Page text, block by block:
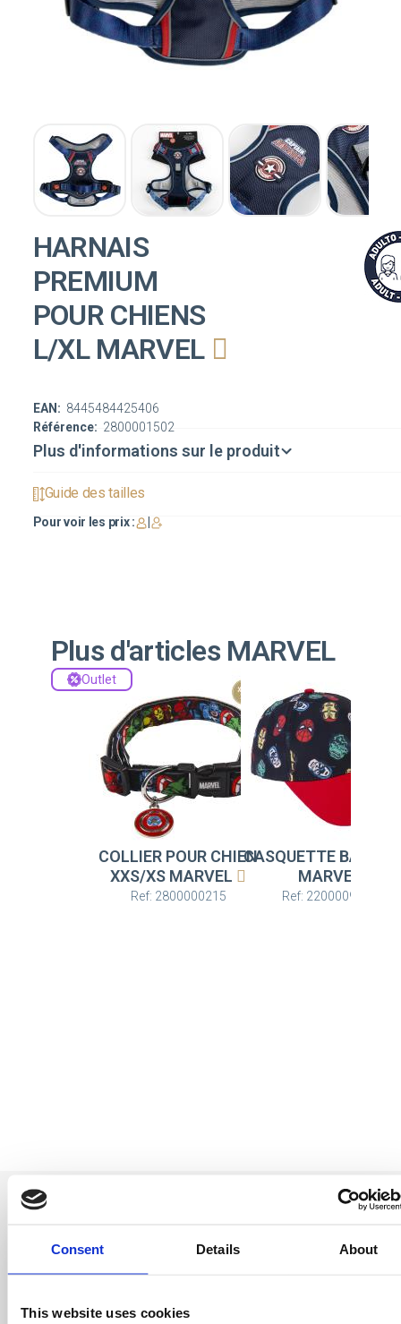
Consent Details About
This website uses cookies
HARNAIS
PREMIUM
POUR CHIENS
L/XL MARVEL
Référence: 2800001502
EAN: 8445484425406
Plus d'informations sur le produit
Guide des tailles
Pour voir les prix :
Plus d'articles MARVEL
Outlet
COLLIER POUR CHIEN
XXS/XS MARVEL
Ref: 2800000215
CASQUETTE
MARVEL
Ref: 2200009786